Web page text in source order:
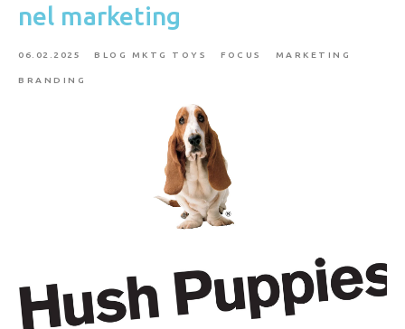
nel marketing
06.02.2025 BLOG MKTG TOYS FOCUS MARKETING
BRANDING